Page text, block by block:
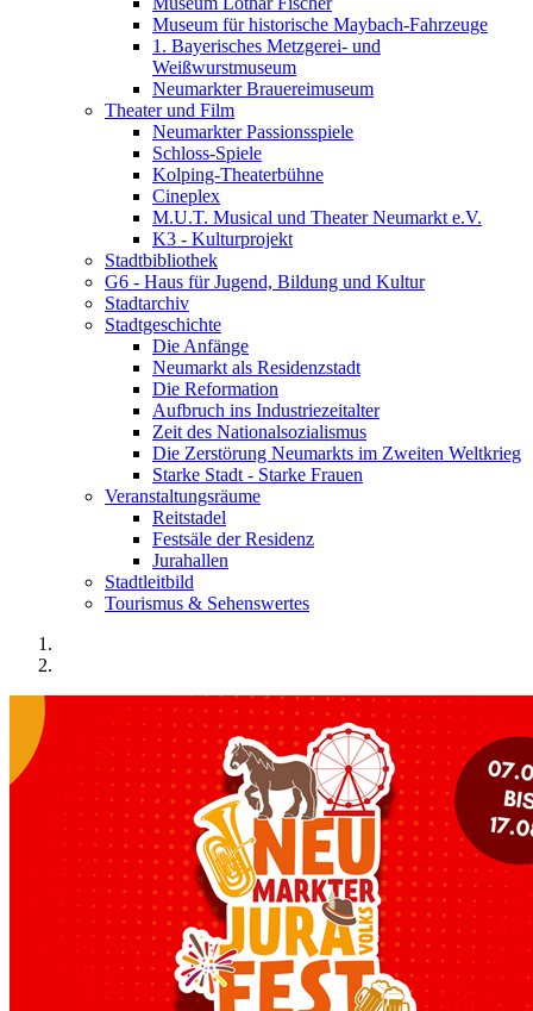
Museum für historische Maybach-Fahrzeuge
1. Bayerisches Metzgerei- und
Weißwurstmuseum
Neumarkter Brauereimuseum
Theater und Film
Neumarkter Passionsspiele
Schloss-Spiele
Kolping-Theaterbühne
Cineplex
M.U.T. Musical und Theater Neumarkt e.V.
K3 - Kulturprojekt
Stadtbibliothek
G6 - Haus für Jugend, Bildung und Kultur
Stadtarchiv
Stadtgeschichte
Die Anfänge
Neumarkt als Residenzstadt
Die Reformation
Aufbruch ins Industriezeitalter
Zeit des Nationalsozialismus
Die Zerstörung Neumarkts im Zweiten Weltkrieg
Starke Stadt - Starke Frauen
Veranstaltungsräume
Reitstadel
Festsäle der Residenz
Jurahallen
Stadtleitbild
Tourismus & Sehenswertes